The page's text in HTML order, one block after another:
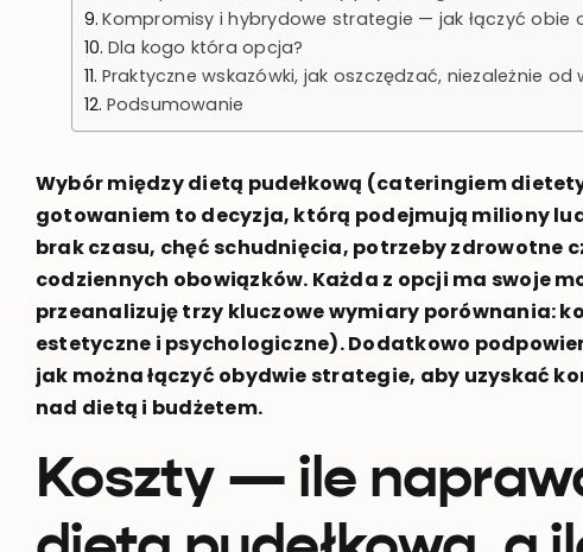
Kompromisy i hybrydowe strategie — jak łączyć obie
Dla kogo która opcja?
Praktyczne wskazówki, jak oszczędzać, niezależnie od
Podsumowanie
Wybór między dietą pudełkową (cateringiem
gotowaniem to decyzja, którą podejmują miliony
brak czasu, chęć schudnięcia, potrzeby zdrowotne
codziennych obowiązków. Każda z opcji ma swoje
przeanalizuję trzy kluczowe wymiary porównania:
estetyczne i psychologiczne). Dodatkowo
jak można łączyć obydwie strategie, aby uzyskać
nad dietą i budżetem.
Koszty — ile